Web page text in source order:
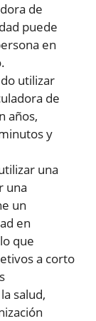
de
puede
en
utilizar
de
años,
y
una
una
un
en
que
a corto
salud,